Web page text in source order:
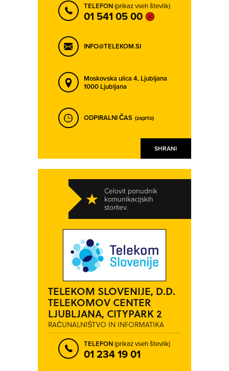
SHRANI
TELEFON(prikaz vseh številk)
01 541 05 00
INFO@TELEKOM.SI
Moskovska ulica 4, Ljubljana
1000 Ljubljana
ODPIRALNI ČAS (zaprto)
Celovit ponudnik
komunikacijskih
storitev.
TELEKOM SLOVENIJE, D.D.
TELEKOMOV CENTER
LJUBLJANA, CITYPARK 2
RAČUNALNIŠTVO IN INFORMATIKA
TELEFON(prikaz vseh številk)
01 234 19 01